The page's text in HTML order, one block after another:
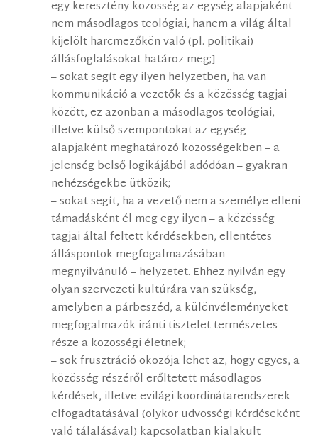
egy keresztény közösség az egység alapjaként
nem másodlagos teológiai, hanem a világ által
kijelölt harcmezőkön való (pl. politikai)
állásfoglalásokat határoz meg;]
– sokat segít egy ilyen helyzetben, ha van
kommunikáció a vezetők és a közösség tagjai
között, ez azonban a másodlagos teológiai,
illetve külső szempontokat az egység
alapjaként meghatározó közösségekben – a
jelenség belső logikájából adódóan – gyakran
nehézségekbe ütközik;
– sokat segít, ha a vezető nem a személye elleni
támadásként él meg egy ilyen – a közösség
tagjai által feltett kérdésekben, ellentétes
álláspontok megfogalmazásában
megnyilvánuló – helyzetet. Ehhez nyilván egy
olyan szervezeti kultúrára van szükség,
amelyben a párbeszéd, a különvéleményeket
megfogalmazók iránti tisztelet természetes
része a közösségi életnek;
– sok frusztráció okozója lehet az, hogy egyes, a
közösség részéről erőltetett másodlagos
kérdések, illetve evilági koordinátarendszerek
elfogadtatásával (olykor üdvösségi kérdéseként
való tálalásával) kapcsolatban kialakult